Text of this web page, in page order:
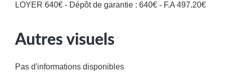
LOYER 640€ - Dépôt de garantie : 640€ - F.A 497.20€
Autres visuels
Pas d'informations disponibles